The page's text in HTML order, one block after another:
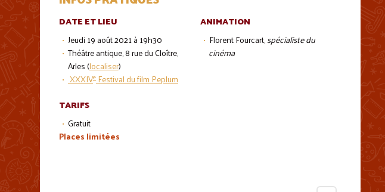
DATE ET LIEU
Jeudi 19 août 2021 à 19h30
Théâtre antique, 8 rue du Cloître,
Arles (localiser)
XXXIVe Festival du film Peplum
TARIFS
Gratuit
ANIMATION
Florent Fourcart,spécialiste du
cinéma
Places limitées